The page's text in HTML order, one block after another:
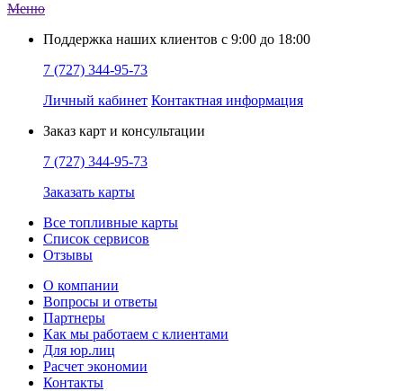
Меню
Поддержка наших клиентов с 9:00 до 18:00
7 (727) 344-95-73
Личный кабинет Контактная информация
Заказ карт и консультации
7 (727) 344-95-73
Заказать карты
Все топливные карты
Список сервисов
Отзывы
О компании
Вопросы и ответы
Партнеры
Как мы работаем с клиентами
Для юр.лиц
Расчет экономии
Контакты